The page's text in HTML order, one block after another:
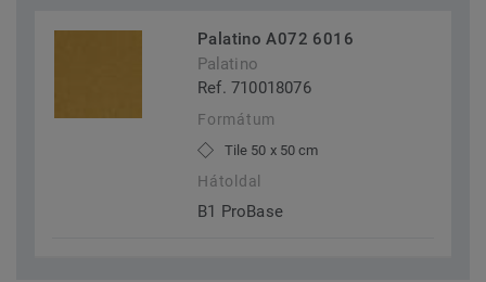
Palatino A072 6016
Palatino
Ref. 710018076
Formátum
Tile 50 x 50 cm
Hátoldal
B1 ProBase